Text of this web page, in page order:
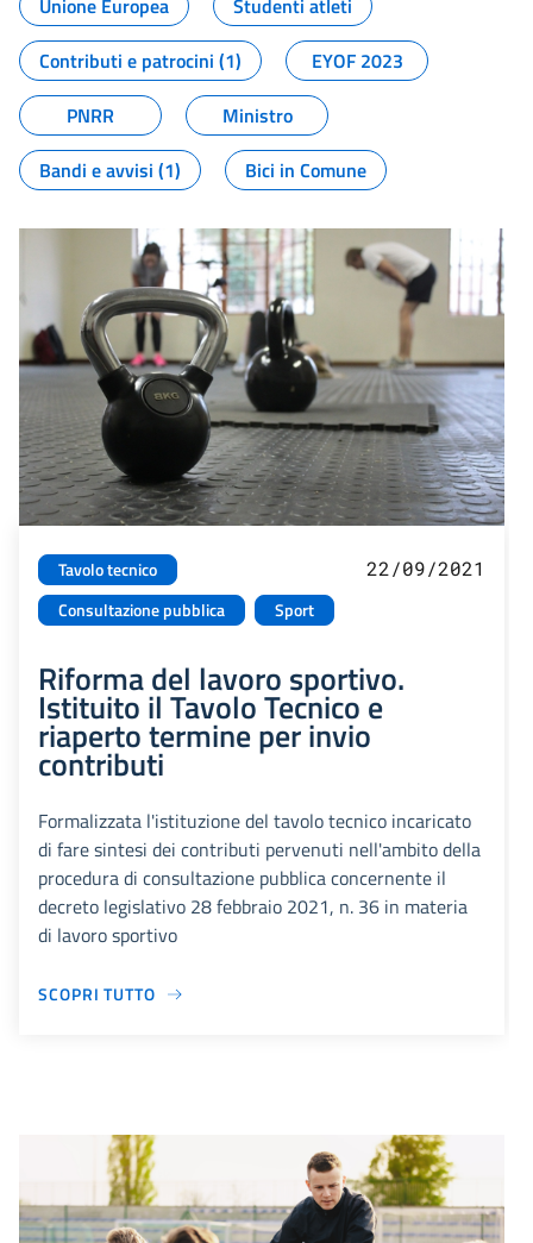
Unione Europea
Studenti atleti
Contributi e patrocini (1)
EYOF 2023
PNRR
Ministro
Bandi e avvisi (1)
Bici in Comune
Tavolo tecnico
Consultazione pubblica
Sport
22/09/2021
Riforma del lavoro sportivo.
Istituito il Tavolo Tecnico e
riaperto termine per invio
contributi
Formalizzata l'istituzione del tavolo tecnico incaricato
di fare sintesi dei contributi pervenuti nell'ambito della
procedura di consultazione pubblica concernente il
decreto legislativo 28 febbraio 2021, n. 36 in materia
di lavoro sportivo
SCOPRI TUTTO